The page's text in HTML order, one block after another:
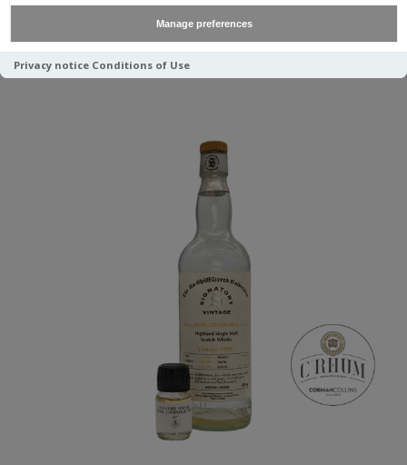
Manage preferences
Privacy notice Conditions of Use
SAMPLE 3 CL ROYAL
LOCHNAGAR SIGNATORY